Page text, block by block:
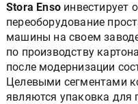
Stora Enso инвестирует
переоборудование
машины на своем
по производству
после модернизации
Целевыми сегментами
являются упаковка для